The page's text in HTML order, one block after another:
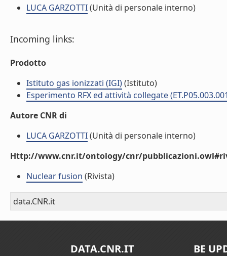
LUCA GARZOTTI(Unità di personale interno)
Incoming links:
Prodotto
Istituto gas ionizzati (IGI)(Istituto)
Esperimento RFX ed attività collegate
Autore CNR di
LUCA GARZOTTI(Unità di personale interno)
Http://www.cnr.it/ontology/cnr/
Nuclear fusion (Rivista)
data.CNR.it
DATA.CNR.IT BE